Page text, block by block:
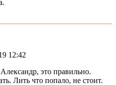
12:42
это правильно.
Лить что попало, не стоит.